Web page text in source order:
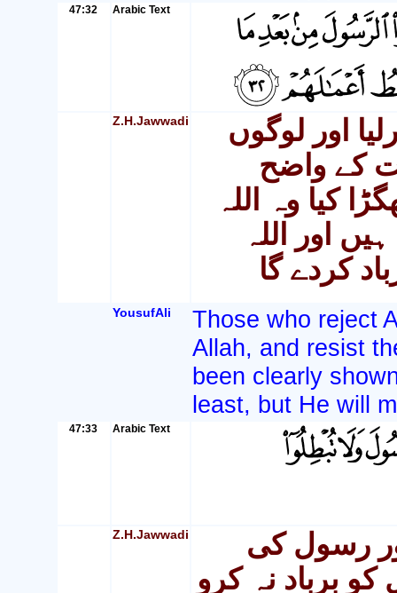
47:32 Arabic Text
Z.H.Jawwadi
اور لوگوں
کے واضح
کیا وہ اللہ
اور اللہ
کردے گا
YousufAli
Those who reject
Allah, and resist
been clearly
least, but He will
47:33 Arabic Text
Z.H.Jawwadi
رسول کی
کو برباد نہ کرو